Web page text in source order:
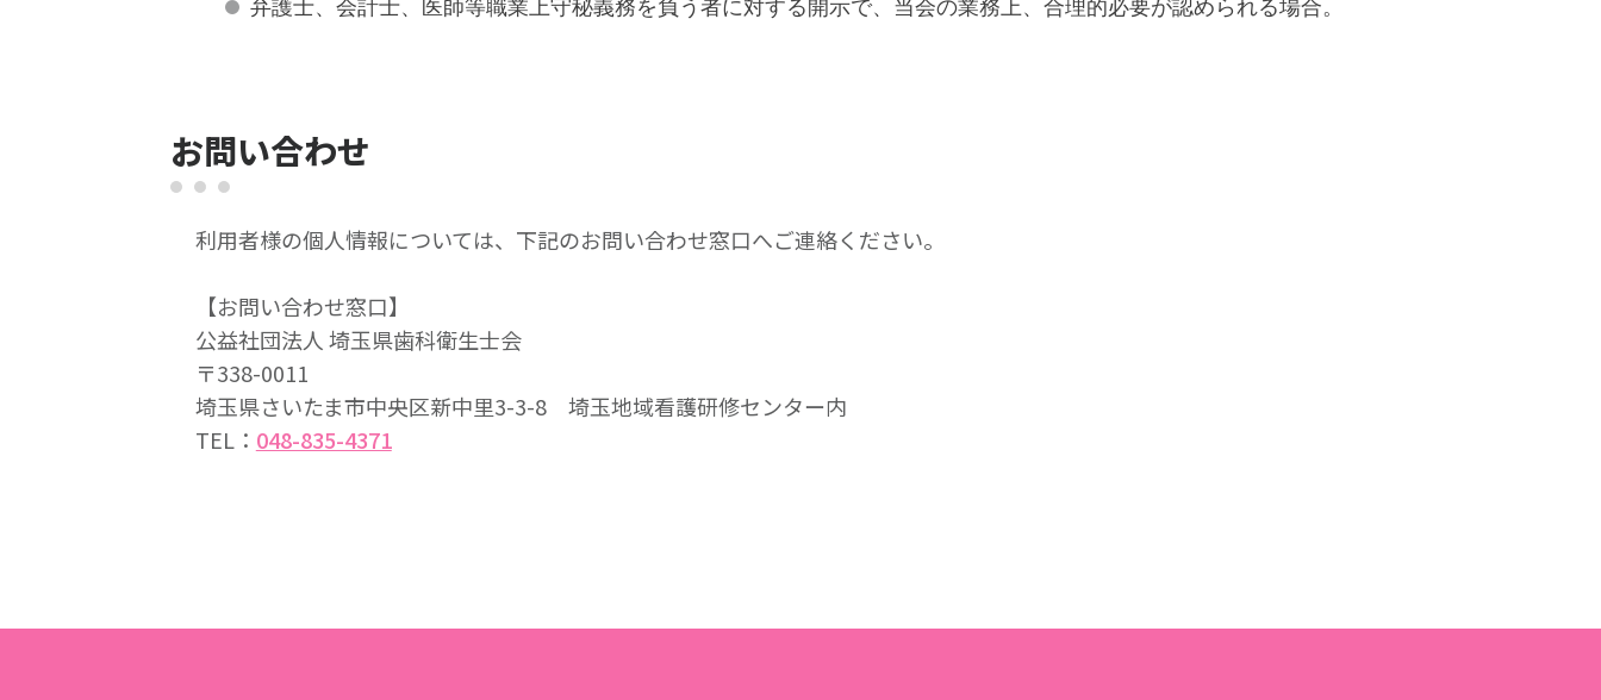
弁護士、会計士、医師等職業上守秘義務を負う者に対する開示で、当会の業務上、合理的必要が認められる場合。
お問い合わせ
利用者様の個人情報については、下記のお問い合わせ窓口へご連絡ください。
【お問い合わせ窓口】
公益社団法人 埼玉県歯科衛生士会
〒338-0011
埼玉県さいたま市中央区新中里3-3-8 埼玉地域看護研修センター内
TEL： 048-835-4371